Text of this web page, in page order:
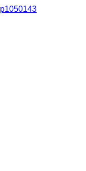
p1050143